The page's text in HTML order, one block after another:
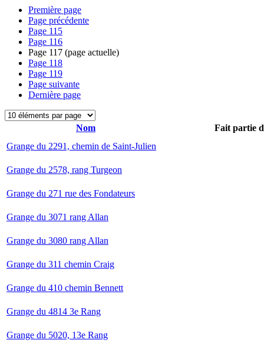
Première page
Page précédente
Page 115
Page 116
Page 117 (page actuelle)
Page 118
Page 119
Page suivante
Dernière page
Nom
Fait partie
Grange du 2291, chemin de Saint-Julien
Grange du 2578, rang Turgeon
Grange du 271 rue des Fondateurs
Grange du 3071 rang Allan
Grange du 3080 rang Allan
Grange du 311 chemin Craig
Grange du 410 chemin Bennett
Grange du 4814 3e Rang
Grange du 5020, 13e Rang